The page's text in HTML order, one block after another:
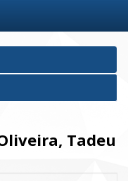
Tadeu